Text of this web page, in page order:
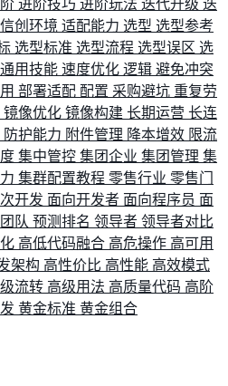
进阶技巧 进阶玩法 迭代升级 迭
创环境 适配能力 选型 选型参考
选型标准 选型流程 选型误区 选
通用技能 速度优化 逻辑 避免冲突
部署适配 配置 采购避坑 重复劳
镜像优化 镜像构建 长期运营 长连
防护能力 附件管理 降本增效 限流
集中管控 集团企业 集团管理 集
集群配置教程 零售行业 零售门
开发 面向开发者 面向程序员 面
队 预测排名 领导者 领导者对比
高低代码融合 高危操作 高可用
架构 高性价比 高性能 高效模式
流转 高级用法 高质量代码 高阶
黄金标准 黄金组合